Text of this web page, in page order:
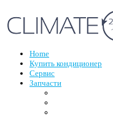
Home
Купить кондиционер
Сервис
Запчасти